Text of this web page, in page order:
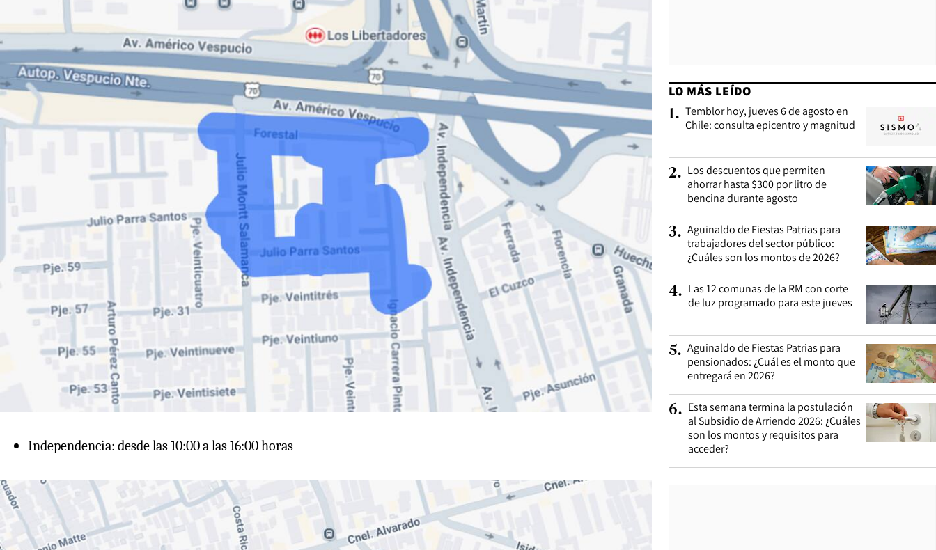
Independencia: desde las 10:00 a las 16:00 horas
LO MÁS LEÍDO
1. Temblor hoy, jueves 6 de agosto en
Chile: consulta epicentro y magnitud
2. Los descuentos que permiten
ahorrar hasta $300 por litro de
bencina durante agosto
3. Aguinaldo de Fiestas Patrias para
trabajadores del sector público:
¿Cuáles son los montos de 2026?
4. Las 12 comunas de la RM con corte
de luz programado para este jueves
5. Aguinaldo de Fiestas Patrias para
pensionados: ¿Cuál es el monto que
entregará en 2026?
6. Esta semana termina la postulación
al Subsidio de Arriendo 2026: ¿Cuáles
son los montos y requisitos para
acceder?